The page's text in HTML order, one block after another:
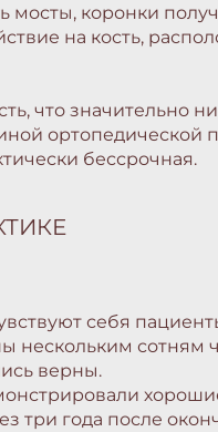
мосты, коронки
на кость,
что значительно
бессрочная.
себя
нескольким сотням
верны.
три года после